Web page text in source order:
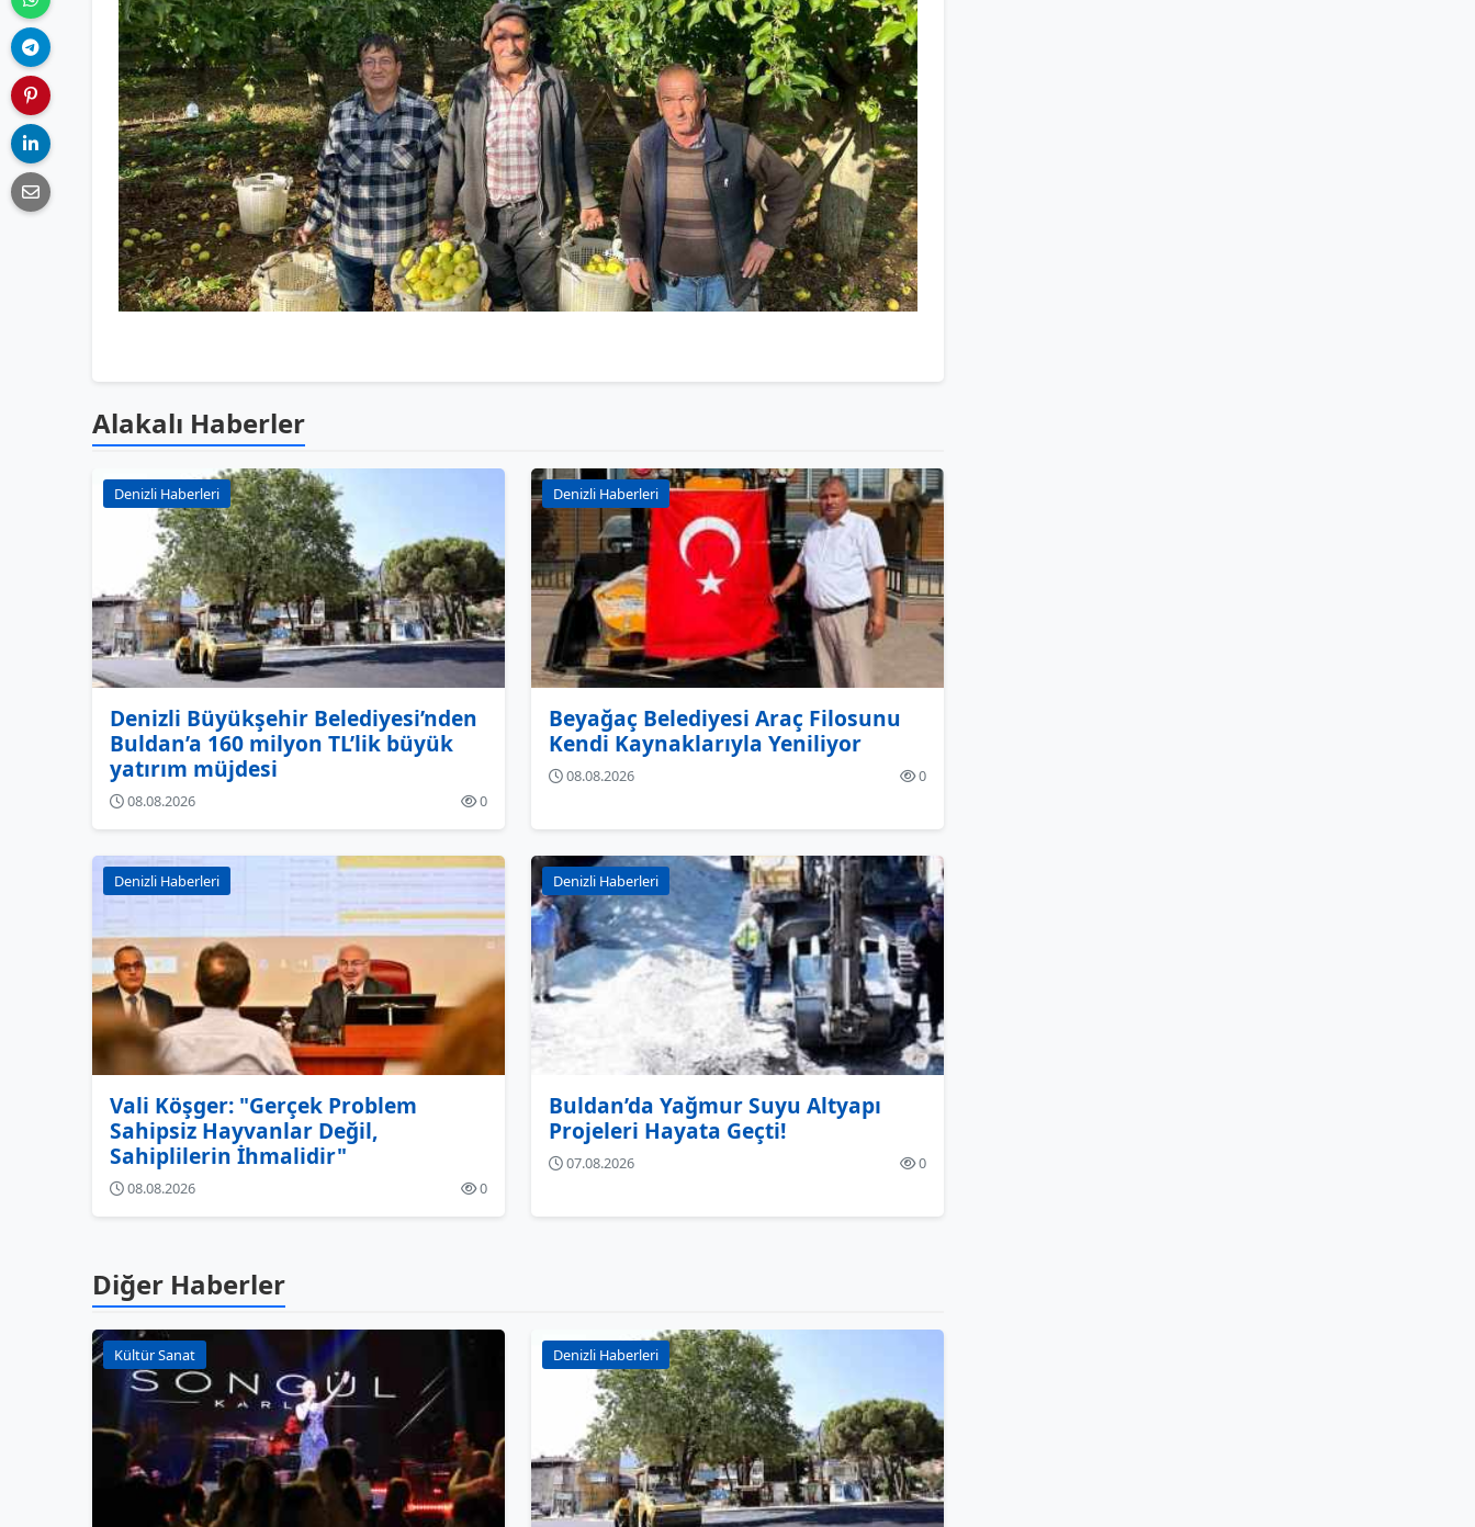
Alakalı Haberler
Denizli Haberleri
Denizli Büyükşehir Belediyesi’nden
Buldan’a 160 milyon TL’lik büyük
yatırım müjdesi
08.08.2026 0
Denizli Haberleri
Beyağaç Belediyesi Araç Filosunu
Kendi Kaynaklarıyla Yeniliyor
08.08.2026 0
Denizli Haberleri
Vali Köşger: "Gerçek Problem
Sahipsiz Hayvanlar Değil,
Sahiplilerin İhmalidir"
08.08.2026 0
Denizli Haberleri
Buldan’da Yağmur Suyu Altyapı
Projeleri Hayata Geçti!
07.08.2026 0
Diğer Haberler
Kültür Sanat Denizli Haberleri